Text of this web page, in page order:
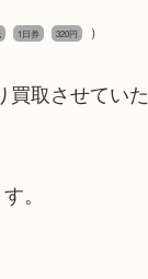
1日券 320円
）
取させていた
。